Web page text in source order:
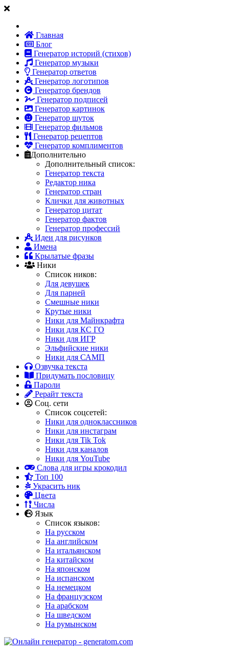
Главная
Блог
Генератор историй (стихов)
Генератор музыки
Генератор ответов
Генератор логотипов
Генератор брендов
Генератор подписей
Генератор картинок
Генератор шуток
Генератор фильмов
Генератор рецептов
Генератор комплиментов
Дополнительно
Дополнительный список:
Генератор текста
Редактор ника
Генератор стран
Клички для животных
Генератор цитат
Генератор фактов
Генератор профессий
Идеи для рисунков
Имена
Крылатые фразы
Ники
Список ников:
Для девушек
Для парней
Смешные ники
Крутые ники
Ники для Майнкрафта
Ники для КС ГО
Ники для ИГР
Эльфийские ники
Ники для САМП
Озвучка текста
Придумать пословицу
Пароли
Рерайт текста
Соц. сети
Список соцсетей:
Ники для одноклассников
Ники для инстаграм
Ники для Tik Tok
Ники для каналов
Ники для YouTube
Слова для игры крокодил
Топ 100
Украсить ник
Цвета
Числа
Язык
Список языков:
На русском
На английском
На итальянском
На китайском
На японском
На испанском
На немецком
На французском
На арабском
На шведском
На румынском